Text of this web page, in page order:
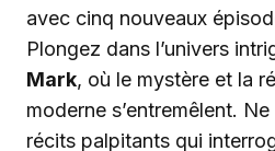
avec cinq nouveaux
Plongez dans l’univers
Mark, où le mystère et la
moderne s’entremêlent.
récits palpitants qui